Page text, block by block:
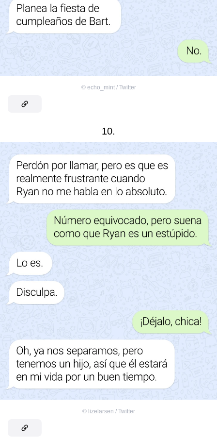
© echo_mint / Twitter
10.
© lizelarsen / Twitter